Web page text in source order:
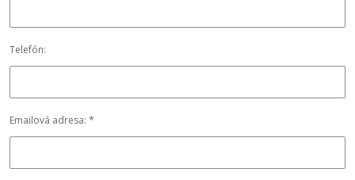
Telefón:
Emailová adresa: *